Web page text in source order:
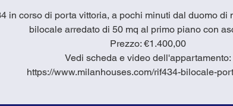
in corso di porta vittoria, a pochi minuti dal duomo di
bilocale arredato di 50 mq al primo piano con
Prezzo: €1.400,00
Vedi scheda e video dell'appartamento:
https://www.milanhouses.com/rif434-bilocale-